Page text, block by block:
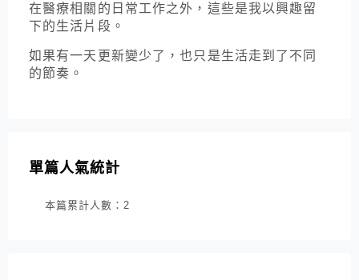
在醫療相關的日常工作之外，這些是我以興趣留
下的生活片段。
如果有一天更新變少了，也只是生活走到了不同
的節奏。
單篇人氣統計
本篇累計人數： 2